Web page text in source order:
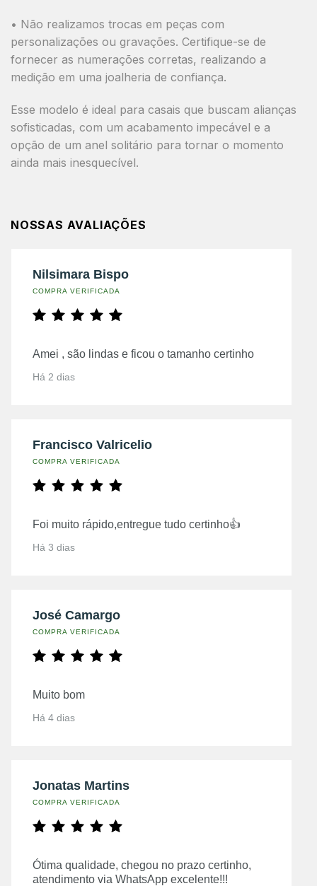
• Não realizamos trocas em peças com
personalizações ou gravações. Certifique-se de
fornecer as numerações corretas, realizando a
medição em uma joalheria de confiança.
Esse modelo é ideal para casais que buscam alianças
sofisticadas, com um acabamento impecável e a
opção de um anel solitário para tornar o momento
ainda mais inesquecível.
NOSSAS AVALIAÇÕES
Nilsimara Bispo
COMPRA VERIFICADA
Amei , são lindas e ficou o tamanho certinho
Há 2 dias
Francisco Valricelio
COMPRA VERIFICADA
Foi muito rápido,entregue tudo certinho👍
Há 3 dias
José Camargo
COMPRA VERIFICADA
Muito bom
Há 4 dias
Jonatas Martins
COMPRA VERIFICADA
Ótima qualidade, chegou no prazo certinho,
atendimento via WhatsApp excelente!!!